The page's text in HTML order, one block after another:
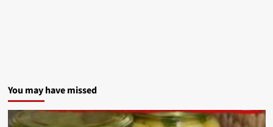
You may have missed